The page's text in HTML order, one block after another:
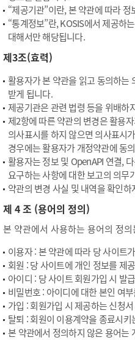
“제공기관”이란, 본 약관에 따라
“통계정보”란, KOSIS에서 제공하
대해서만 해당됩니다.
제3조(효력)
활용자가 본 약관을 읽고 동의하는
받게 됩니다.
제공기관은 관련 법령 등을 위배하
제2항에 따른 약관의 변경은 활용
의사표시를 하지 않으면 의사표시
경우에는 활용자가 개정약관에 동
활용자는 정보 및 OpenAPI 연결,
요구하는 사항에 대한 보고의 의무
약관의 변경 사실 및 내역을 확인
제 4 조 (용어의 정의)
본 약관에서 사용하는 용어의 정
이용자 : 본 약관에 따라 당 사이트
회원 : 당 사이트에 개인 정보를 제
아이디 : 당 사이트 회원가입 시 발
비밀번호 : 아이디에 대한 본인 여
가입 : 회원가입 시 제공하는 신청
탈퇴 : 회원이 이용계약을 종료시키
본 약관에서 정의하지 않은 용어는